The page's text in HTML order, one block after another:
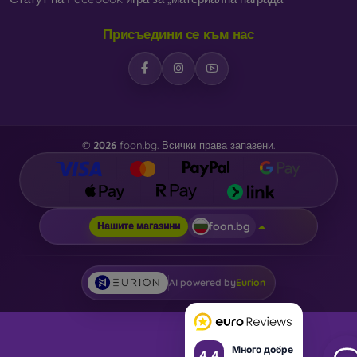
Много добре
интересни калъфи за телефони, изработени от различни
материали. Просто изберете този, който е за вас.
Присъедини се към нас
© 2026 foon.bg. Всички права запазени.
Нашите магазини foon.bg
AI powered byEurion